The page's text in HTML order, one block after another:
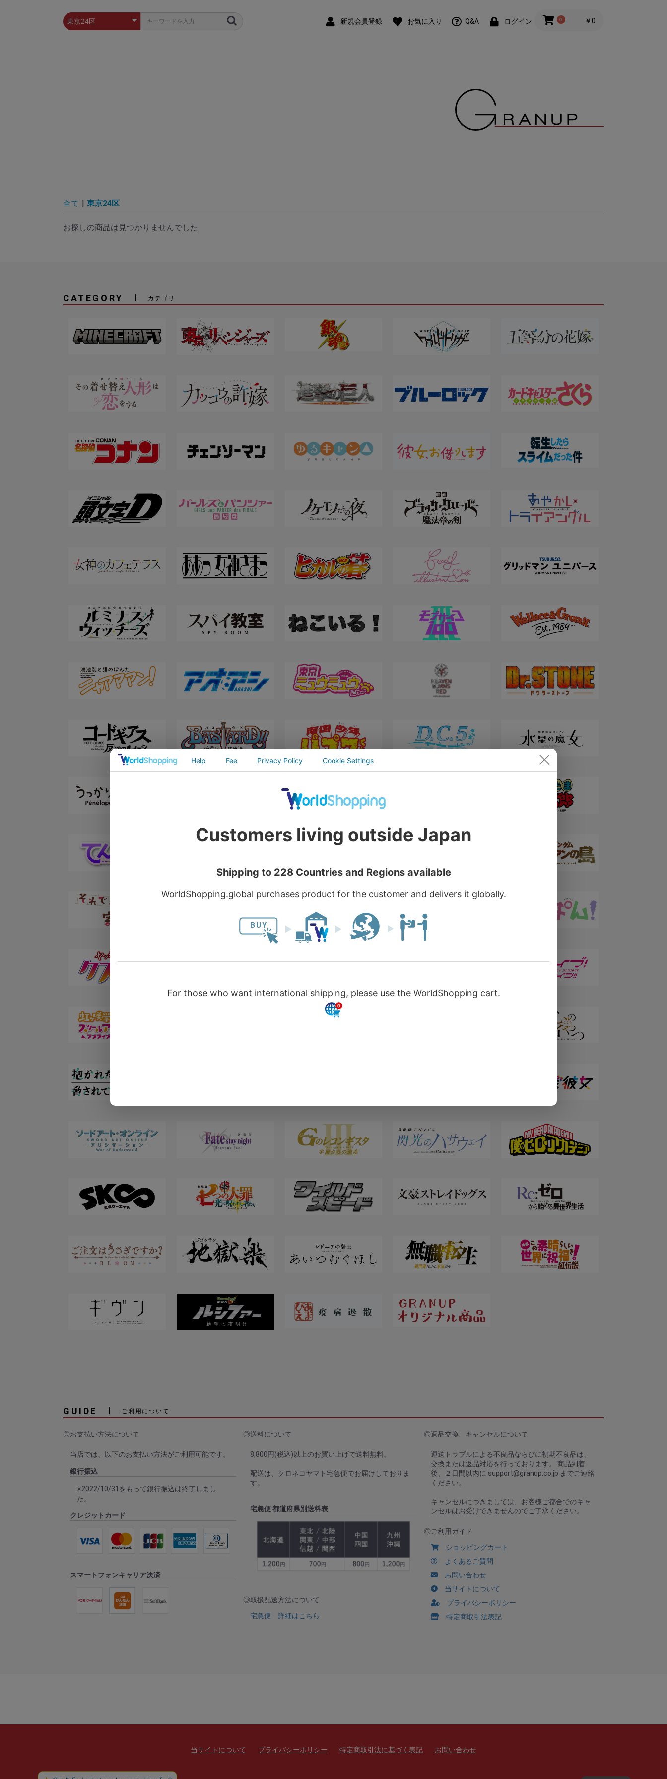
新規会員登録 お気に入り Q&A ログイン 0 ￥0
全て | 東京24区
お探しの商品は見つかりませんでした
CATEGORY カテゴリ
GUIDE ご利用について
◎お支払い方法について
当店では、以下のお支払い方法がご利用可能です。
銀行振込
※2022/10/31をもって銀行振込は終了しまし
た。
クレジットカード
スマートフォンキャリア決済
◎送料について
8,800円(税込)以上のお買い上げで送料無料。
配送は、クロネコヤマト宅急便でお届けしておりま
す。
宅急便 都道府県別送料表
◎取扱配送方法について
宅急便 詳細はこちら
◎返品交換、キャンセルについて
運送トラブルによる不良品ならびに初期不良品は、
交換または返品対応を行っております。 商品到着
後、２日間以内に support@granup.co.jp までご連絡
ください。
キャンセルにつきましては、お客様ご都合でのキャ
ンセルはお受けできませんのでご了承ください。
◎ご利用ガイド
ショッピングカート
よくあるご質問
お問い合わせ
当サイトについて
プライバシーポリシー
特定商取引法表記
当サイトについて プライバシーポリシー 特定商取引法に基づく表記 お問い合わせ